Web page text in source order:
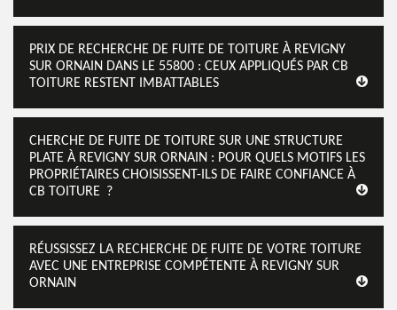
PRIX DE RECHERCHE DE FUITE DE TOITURE À REVIGNY
SUR ORNAIN DANS LE 55800 : CEUX APPLIQUÉS PAR CB
TOITURE RESTENT IMBATTABLES
CHERCHE DE FUITE DE TOITURE SUR UNE STRUCTURE
PLATE À REVIGNY SUR ORNAIN : POUR QUELS MOTIFS LES
PROPRIÉTAIRES CHOISISSENT-ILS DE FAIRE CONFIANCE À
CB TOITURE ?
RÉUSSISSEZ LA RECHERCHE DE FUITE DE VOTRE TOITURE
AVEC UNE ENTREPRISE COMPÉTENTE À REVIGNY SUR
ORNAIN